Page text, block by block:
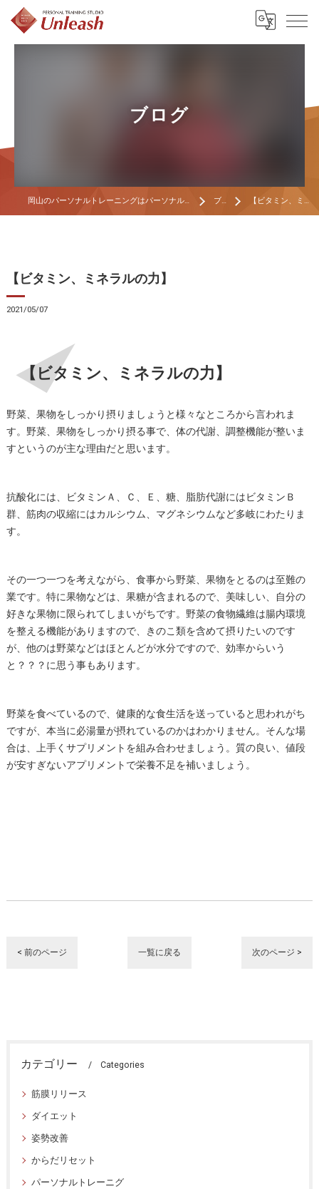
ブログ
岡山のパーソナルトレーニングはパーソナルトレーニングスタジオ Unleash ブログ 【ビタミン、ミネラルの力】
【ビタミン、ミネラルの力】
2021/05/07
【ビタミン、ミネラルの力】
野菜、果物をしっかり摂りましょうと様々なところから言われま
す。野菜、果物をしっかり摂る事で、体の代謝、調整機能が整いま
すというのが主な理由だと思います。
抗酸化には、ビタミンＡ、Ｃ、Ｅ、糖、脂肪代謝にはビタミンＢ
群、筋肉の収縮にはカルシウム、マグネシウムなど多岐にわたりま
す。
その一つ一つを考えながら、食事から野菜、果物をとるのは至難の
業です。特に果物などは、果糖が含まれるので、美味しい、自分の
好きな果物に限られてしまいがちです。野菜の食物繊維は腸内環境
を整える機能がありますので、きのこ類を含めて摂りたいのです
が、他のは野菜などはほとんどが水分ですので、効率からいう
と？？？に思う事もあります。
野菜を食べているので、健康的な食生活を送っていると思われがち
ですが、本当に必湯量が摂れているのかはわかりません。そんな場
合は、上手くサプリメントを組み合わせましょう。質の良い、値段
が安すぎないアプリメントで栄養不足を補いましょう。
< 前のページ 一覧に戻る 次のページ >
カテゴリー Categories
筋膜リリース
ダイエット
姿勢改善
からだリセット
パーソナルトレーニグ